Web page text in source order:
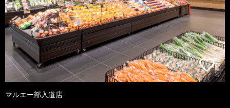
マルエー部入道店